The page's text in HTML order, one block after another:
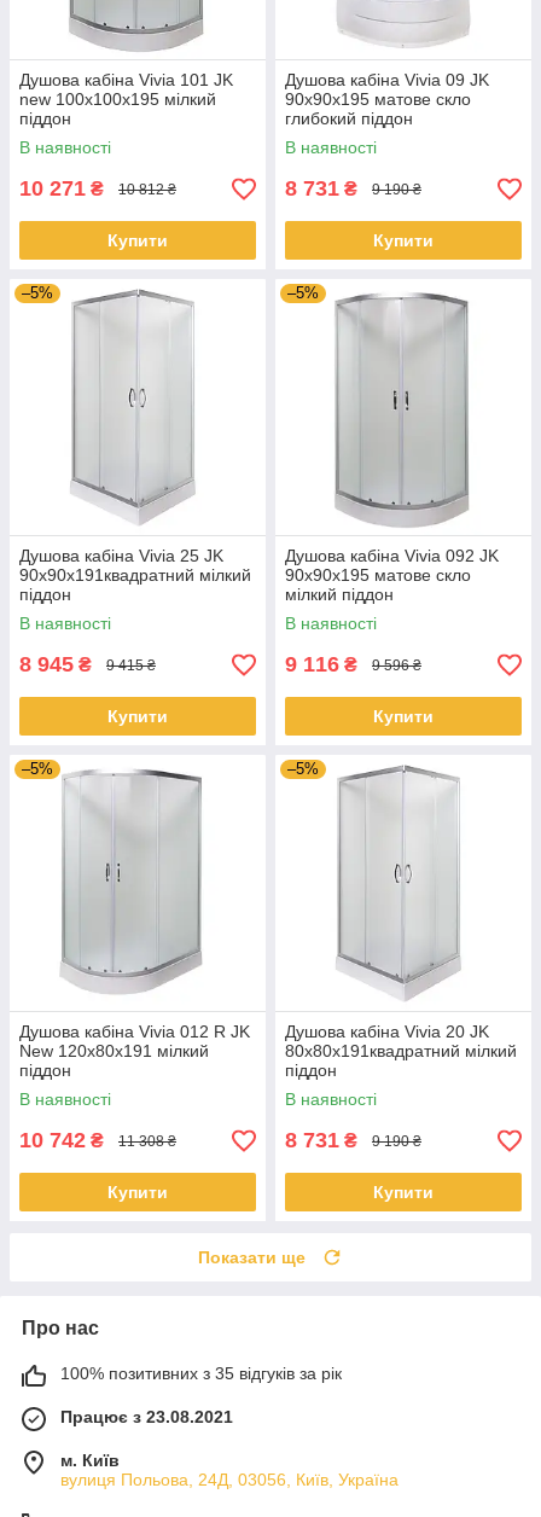
Душова кабіна Vivia 101 JK
new 100x100x195 мілкий
піддон
В наявності
10 271 ₴ 10 812 ₴
Купити
Душова кабіна Vivia 09 JK
90x90x195 матове скло
глибокий піддон
В наявності
8 731 ₴ 9 190 ₴
Купити
–5%
Душова кабіна Vivia 25 JK
90x90x191квадратний мілкий
піддон
В наявності
8 945 ₴ 9 415 ₴
Купити
–5%
Душова кабіна Vivia 092 JK
90x90x195 матове скло
мілкий піддон
В наявності
9 116 ₴ 9 596 ₴
Купити
–5%
Душова кабіна Vivia 012 R JK
New 120x80x191 мілкий
піддон
В наявності
10 742 ₴ 11 308 ₴
Купити
–5%
Душова кабіна Vivia 20 JK
80x80x191квадратний мілкий
піддон
В наявності
8 731 ₴ 9 190 ₴
Купити
Показати ще
Про нас
100% позитивних з 35 відгуків за рік
Працює з 23.08.2021
м. Київ
вулиця Польова, 24Д, 03056, Київ, Україна